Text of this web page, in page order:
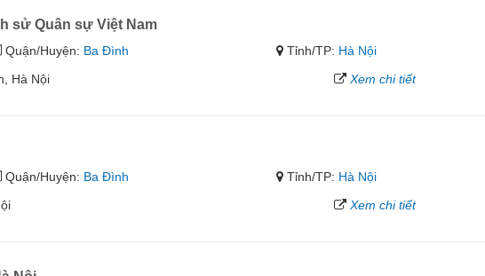
sử Quân sự Việt Nam
Quận/Huyện: Ba Đình Tỉnh/TP: Hà Nội
Hà Nội
Xem chi tiết
Quận/Huyện: Ba Đình Tỉnh/TP: Hà Nội
Xem chi tiết